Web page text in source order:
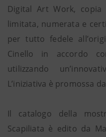
Digital Art Work,
limitata, numerata e
per tutto fedele
Cinello in accordo
utilizzando
L’iniziativa è promossa
Il catalogo della
Scapiliata è edito da